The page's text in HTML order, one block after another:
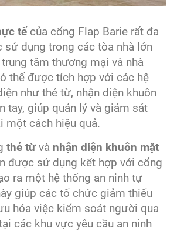
tếcủa cổng Flap Barie rất đa
sử dụng trong các tòa nhà lớn
tâm thương mại và nhà
thể được tích hợp với các hệ
như thẻ từ, nhận diện khuôn
tay, giúp quản lý và giám sát
một cách hiệu quả.
thẻ từvà nhận diện khuôn mặt
được sử dụng kết hợp với cổng
ra một hệ thống an ninh tự
giúp các tổ chức giảm thiểu
hóa việc kiểm soát người qua
các khu vực yêu cầu an ninh